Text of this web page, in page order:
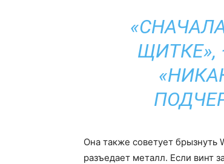
ЩИТКЕ»,
Она также советует
разъедает металл. Если